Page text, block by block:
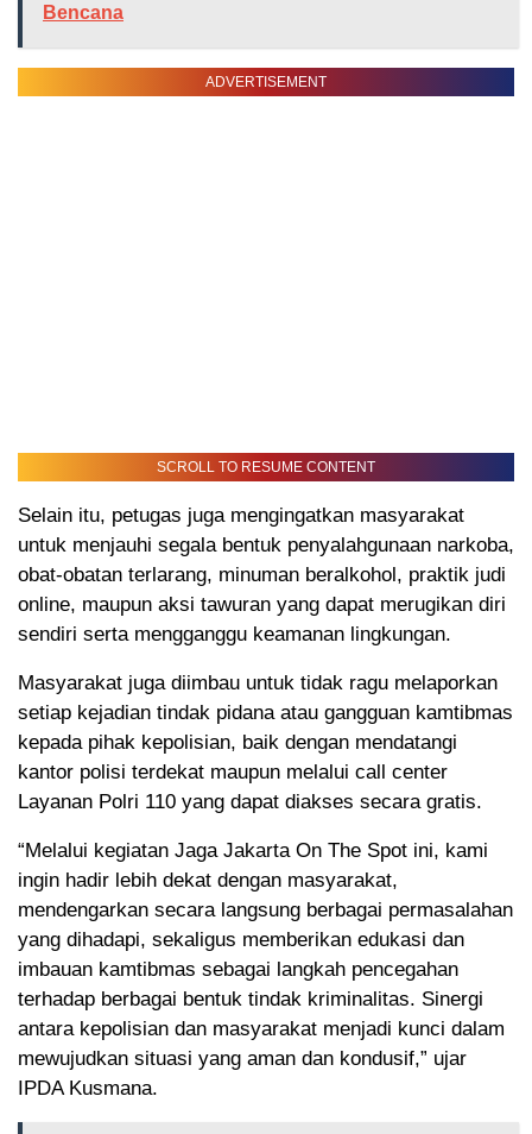
Bencana
ADVERTISEMENT
SCROLL TO RESUME CONTENT
Selain itu, petugas juga mengingatkan masyarakat
untuk menjauhi segala bentuk penyalahgunaan narkoba,
obat-obatan terlarang, minuman beralkohol, praktik judi
online, maupun aksi tawuran yang dapat merugikan diri
sendiri serta mengganggu keamanan lingkungan.
Masyarakat juga diimbau untuk tidak ragu melaporkan
setiap kejadian tindak pidana atau gangguan kamtibmas
kepada pihak kepolisian, baik dengan mendatangi
kantor polisi terdekat maupun melalui call center
Layanan Polri 110 yang dapat diakses secara gratis.
“Melalui kegiatan Jaga Jakarta On The Spot ini, kami
ingin hadir lebih dekat dengan masyarakat,
mendengarkan secara langsung berbagai permasalahan
yang dihadapi, sekaligus memberikan edukasi dan
imbauan kamtibmas sebagai langkah pencegahan
terhadap berbagai bentuk tindak kriminalitas. Sinergi
antara kepolisian dan masyarakat menjadi kunci dalam
mewujudkan situasi yang aman dan kondusif,” ujar
IPDA Kusmana.